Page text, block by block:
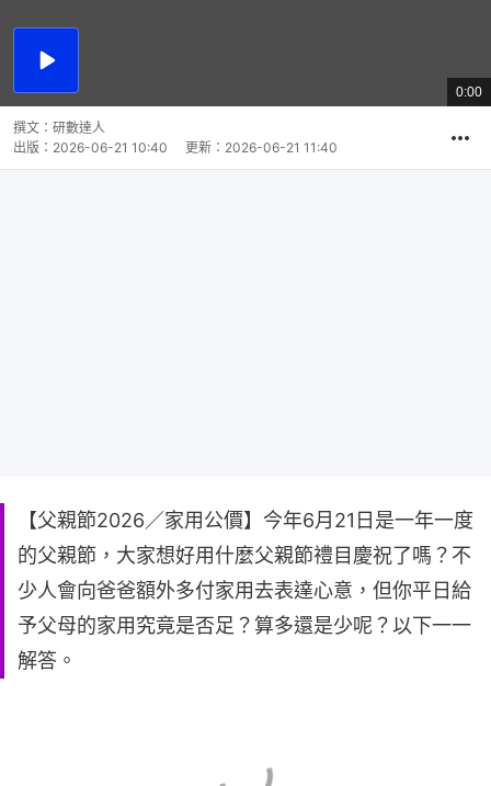
播
總
共
0:00
撰文： 研數達人
出版： 2026-06-21 10:40 更新： 2026-06-21 11:40
【父親節2026／家用公價】今年6月21日是一年一度
的父親節，大家想好用什麼父親節禮目慶祝了嗎？不
少人會向爸爸額外多付家用去表達心意，但你平日給
予父母的家用究竟是否足？算多還是少呢？以下一一
解答。